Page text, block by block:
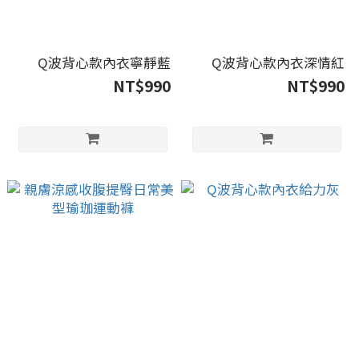
Q波背心款內衣寧靜藍
NT$990
Q波背心款內衣深情紅
NT$990